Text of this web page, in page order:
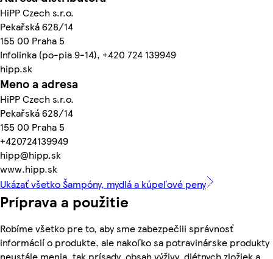
HiPP Czech s.r.o.
Pekařská 628/14
155 00 Praha 5
Infolinka (po-pia 9-14), +420 724 139949
hipp.sk
Meno a adresa
HiPP Czech s.r.o.
Pekařská 628/14
155 00 Praha 5
+420724139949
hipp@hipp.sk
www.hipp.sk
Ukázať všetko Šampóny, mydlá a kúpeľové peny
Príprava a použitie
Robíme všetko pre to, aby sme zabezpečili správnosť
informácií o produkte, ale nakoľko sa potravinárske produkty